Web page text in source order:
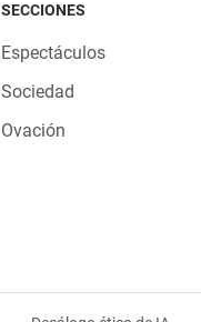
SECCIONES
Espectáculos
Sociedad
Ovación